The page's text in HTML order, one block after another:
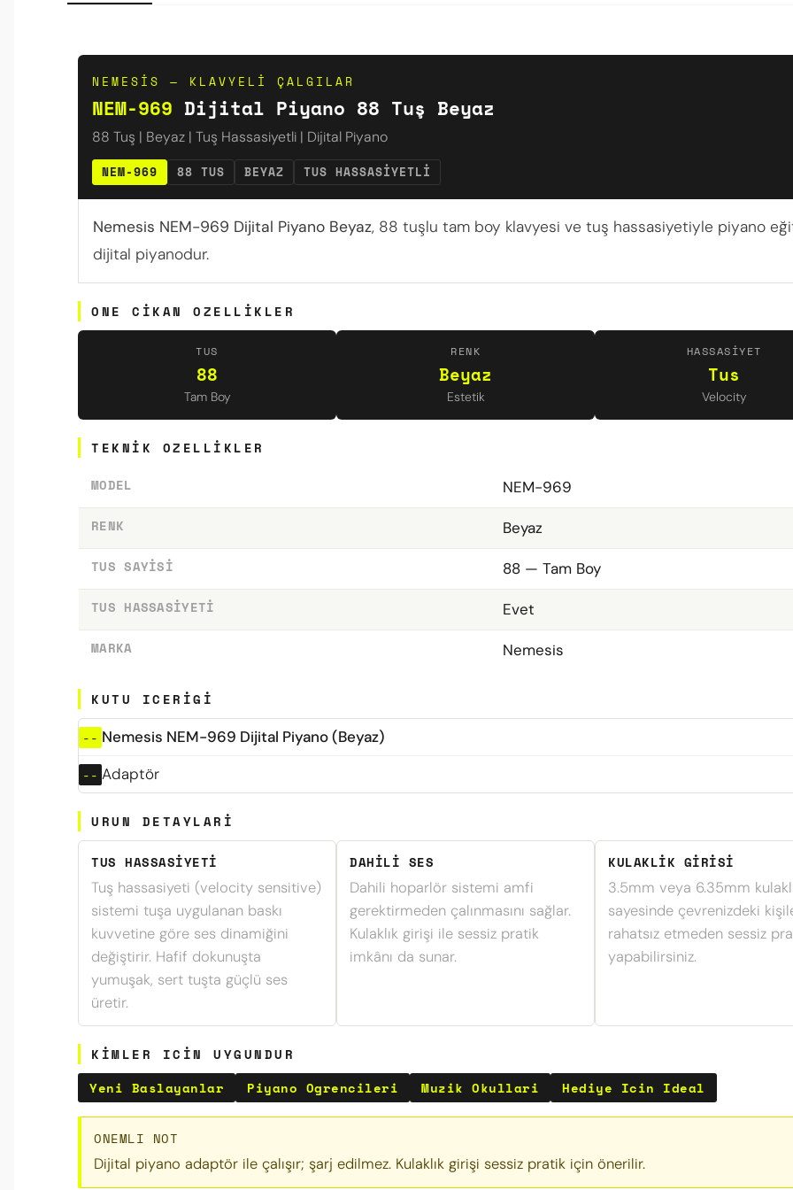
NEMESIS — KLAVYELI ÇALGILAR
NEM-969 Dijital Piyano 88 Tuş Beyaz
88 Tuş | Beyaz | Tuş Hassasiyetli | Dijital Piyano
NEM-969 88 TUS BEYAZ TUS HASSASIYETLI
Nemesis NEM-969 Dijital Piyano Beyaz, 88 tuşlu tam boy klavyesi ve tuş hassasiyetiyle piyano
dijital piyanodur.
ONE CIKAN OZELLIKLER
TUS
88
Tam Boy
RENK
Beyaz
Estetik
HASSASIYET
Tus
Velocity
TEKNIK OZELLIKLER
MODEL
NEM-969
RENK Beyaz
TUS SAYISI 88 — Tam Boy
TUS HASSASIYETI Evet
MARKA Nemesis
KUTU ICERIGI
Nemesis NEM-969 Dijital Piyano (Beyaz)
Adaptör
URUN DETAYLARI
TUS HASSASIYETI
Tuş hassasiyeti (velocity sensitive)
sistemi tuşa uygulanan baskı
kuvvetine göre ses dinamiğini
değiştirir. Hafif dokunuşta
yumuşak, sert tuşta güçlü ses
üretir.
DAHILI SES
Dahili hoparlör sistemi amfi
gerektirmeden çalınmasını sağlar.
Kulaklık girişi ile sessiz pratik
imkânı da sunar.
KULAKLIK GIRISI
3.5mm veya 6.35mm
sayesinde çevrenizdeki
rahatsız etmeden sessiz
yapabilirsiniz.
KIMLER ICIN UYGUNDUR
Yeni Baslayanlar
Piyano Ogrencileri Muzik Okullari Hediye Icin Ideal
ONEMLI NOT
Dijital piyano adaptör ile çalışır; şarj edilmez. Kulaklık girişi sessiz pratik için önerilir.